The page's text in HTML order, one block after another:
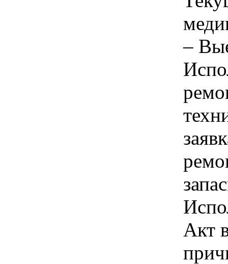
–
Акт